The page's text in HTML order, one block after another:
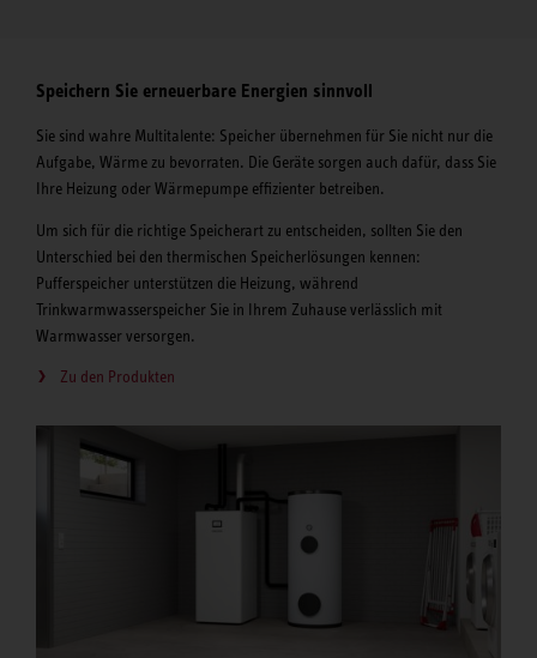
Speichern Sie erneuerbare Energien sinnvoll
Sie sind wahre Multitalente: Speicher übernehmen für Sie nicht nur die
Aufgabe, Wärme zu bevorraten. Die Geräte sorgen auch dafür, dass Sie
Ihre Heizung oder Wärmepumpe effizienter betreiben.
Um sich für die richtige Speicherart zu entscheiden, sollten Sie den
Unterschied bei den thermischen Speicherlösungen kennen:
Pufferspeicher unterstützen die Heizung, während
Trinkwarmwasserspeicher Sie in Ihrem Zuhause verlässlich mit
Warmwasser versorgen.
Zu den Produkten